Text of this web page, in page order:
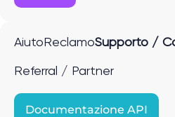
Aiuto ReclamoSupporto /
Referral / Partner
Documentazione API